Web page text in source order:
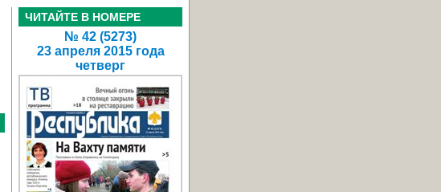
ЧИТАЙТЕ В НОМЕРЕ
№ 42 (5273)
23 апреля 2015 года
четверг